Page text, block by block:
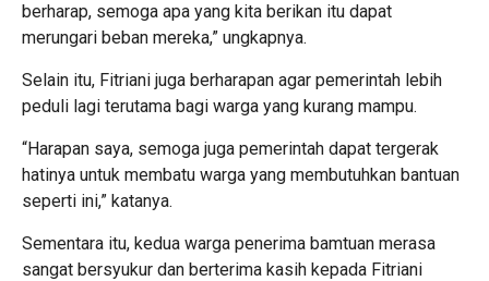
berharap, semoga apa yang kita berikan itu dapat
merungari beban mereka,” ungkapnya.
Selain itu, Fitriani juga berharapan agar pemerintah lebih
peduli lagi terutama bagi warga yang kurang mampu.
“Harapan saya, semoga juga pemerintah dapat tergerak
hatinya untuk membatu warga yang membutuhkan bantuan
seperti ini,” katanya.
Sementara itu, kedua warga penerima bamtuan merasa
sangat bersyukur dan berterima kasih kepada Fitriani